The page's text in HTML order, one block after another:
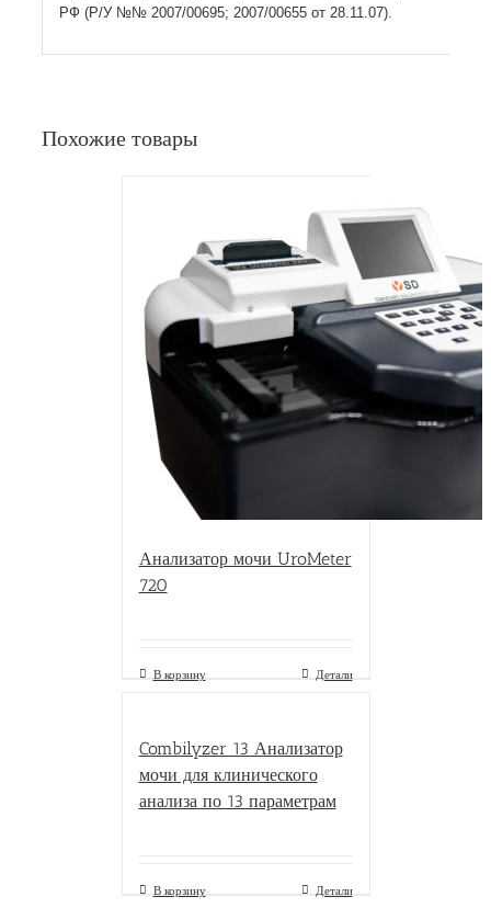
РФ (Р/У №№ 2007/00695; 2007/00655 от 28.11.07).
Похожие товары
Анализатор мочи UroMeter
720
В корзину Детали
Combilyzer 13 Анализатор
мочи для клинического
анализа по 13 параметрам
В корзину Детали